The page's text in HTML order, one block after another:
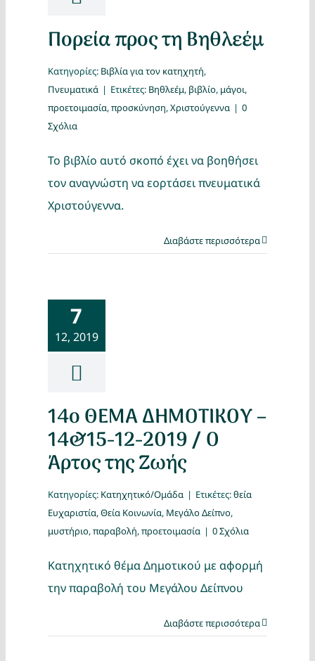
Πορεία προς τη Βηθλεέμ
Κατηγορίες: Βιβλία για τον κατηχητή,
Πνευματικά | Ετικέτες: Βηθλεέμ, βιβλίο, μάγοι,
προετοιμασία,προσκύνηση,Χριστούγεννα | 0
Σχόλια
Το βιβλίο αυτό σκοπό έχει να βοηθήσει
τον αναγνώστη να εορτάσει πνευματικά
Χριστούγεννα.
Διαβάστε περισσότερα
7
12, 2019
14o ΘΕΜΑ ΔΗΜΟΤΙΚΟΥ –
14&15-12-2019 / Ο
Άρτος της Ζωής
Κατηγορίες: Κατηχητικό/Ομάδα | Ετικέτες:θεία
Ευχαριστία,Θεία Κοινωνία, Μεγάλο Δείπνο,
μυστήριο,παραβολή,προετοιμασία | 0 Σχόλια
Κατηχητικό θέμα Δημοτικού με αφορμή
την παραβολή του Μεγάλου Δείπνου
Διαβάστε περισσότερα